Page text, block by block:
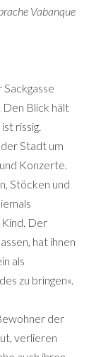
Vabanque
Sackgasse
Den Blick hält
rissig.
Stadt um
Konzerte.
Stöcken und
Der
hat ihnen
als
zu bringen«.
der
verlieren